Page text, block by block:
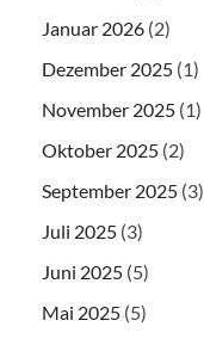
Januar 2026 (2)
Dezember 2025 (1)
November 2025 (1)
Oktober 2025 (2)
September 2025 (3)
Juli 2025 (3)
Juni 2025 (5)
Mai 2025 (5)